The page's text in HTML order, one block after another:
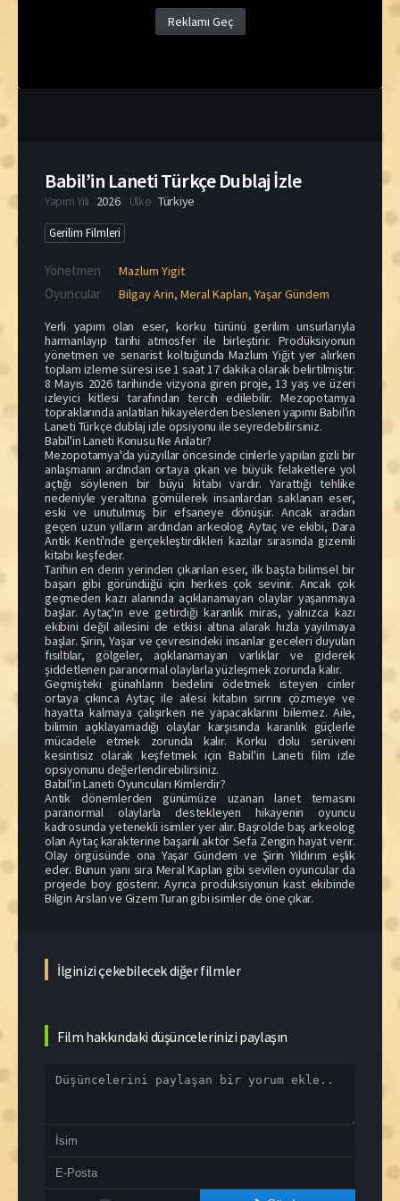
Reklamı Geç
Babil’in Laneti Türkçe Dublaj İzle
Yapım Yılı 2026 Ülke Türkiye
Gerilim Filmleri
Yönetmen Mazlum Yigit
Oyuncular Bilgay Arin, Meral Kaplan, Yaşar Gündem
Yerli yapım olan eser, korku türünü gerilim unsurlarıyla
harmanlayıp tarihi atmosfer ile birleştirir. Prodüksiyonun
yönetmen ve senarist koltuğunda Mazlum Yiğit yer alırken
toplam izleme süresi ise 1 saat 17 dakika olarak belirtilmiştir.
8 Mayıs 2026 tarihinde vizyona giren proje, 13 yaş ve üzeri
izleyici kitlesi tarafından tercih edilebilir. Mezopotamya
topraklarında anlatılan hikayelerden beslenen yapımı Babil'in
Laneti Türkçe dublaj izle opsiyonu ile seyredebilirsiniz.
Babil'in Laneti Konusu Ne Anlatır?
Mezopotamya'da yüzyıllar öncesinde cinlerle yapılan gizli bir
anlaşmanın ardından ortaya çıkan ve büyük felaketlere yol
açtığı söylenen bir büyü kitabı vardır. Yarattığı tehlike
nedeniyle yeraltına gömülerek insanlardan saklanan eser,
eski ve unutulmuş bir efsaneye dönüşür. Ancak aradan
geçen uzun yılların ardından arkeolog Aytaç ve ekibi, Dara
Antik Kenti'nde gerçekleştirdikleri kazılar sırasında gizemli
kitabı keşfeder.
Tarihin en derin yerinden çıkarılan eser, ilk başta bilimsel bir
başarı gibi göründüğü için herkes çok sevinir. Ancak çok
geçmeden kazı alanında açıklanamayan olaylar yaşanmaya
başlar. Aytaç'ın eve getirdiği karanlık miras, yalnızca kazı
ekibini değil ailesini de etkisi altına alarak hızla yayılmaya
başlar. Şirin, Yaşar ve çevresindeki insanlar geceleri duyulan
fısıltılar, gölgeler, açıklanamayan varlıklar ve giderek
şiddetlenen paranormal olaylarla yüzleşmek zorunda kalır.
Geçmişteki günahların bedelini ödetmek isteyen cinler
ortaya çıkınca Aytaç ile ailesi kitabın sırrını çözmeye ve
hayatta kalmaya çalışırken ne yapacaklarını bilemez. Aile,
bilimin açıklayamadığı olaylar karşısında karanlık güçlerle
mücadele etmek zorunda kalır. Korku dolu serüveni
kesintisiz olarak keşfetmek için Babil'in Laneti film izle
opsiyonunu değerlendirebilirsiniz.
Babil'in Laneti Oyuncuları Kimlerdir?
Antik dönemlerden günümüze uzanan lanet temasını
paranormal olaylarla destekleyen hikayenin oyuncu
kadrosunda yetenekli isimler yer alır. Başrolde baş arkeolog
olan Aytaç karakterine başarılı aktör Sefa Zengin hayat verir.
Olay örgüsünde ona Yaşar Gündem ve Şirin Yıldırım eşlik
eder. Bunun yanı sıra Meral Kaplan gibi sevilen oyuncular da
projede boy gösterir. Ayrıca prodüksiyonun kast ekibinde
Bilgin Arslan ve Gizem Turan gibi isimler de öne çıkar.
İlginizi çekebilecek diğer filmler
Film hakkındaki düşüncelerinizi paylaşın